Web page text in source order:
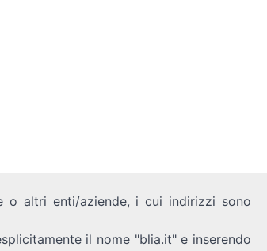
o altri enti/aziende, i cui indirizzi sono
il nome "blia.it" e inserendo